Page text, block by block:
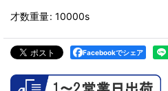
才数重量: 10000s
Facebookでシェア